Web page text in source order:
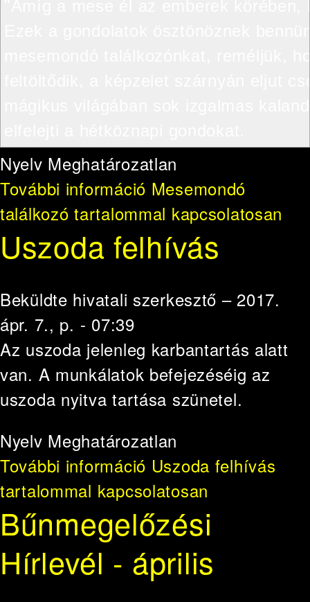
Nyelv Meghatározatlan
További információ Mesemondó
találkozó tartalommal kapcsolatosan
Uszoda felhívás
Beküldte hivatali szerkesztő – 2017.
ápr. 7., p. - 07:39
Az uszoda jelenleg karbantartás alatt
van. A munkálatok befejezéséig az
uszoda nyitva tartása szünetel.
Nyelv Meghatározatlan
További információ Uszoda felhívás
tartalommal kapcsolatosan
Bűnmegelőzési
Hírlevél - április